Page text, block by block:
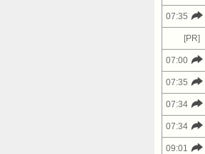
07:35
[PR]
07:00
07:35
07:34
07:34
09:01